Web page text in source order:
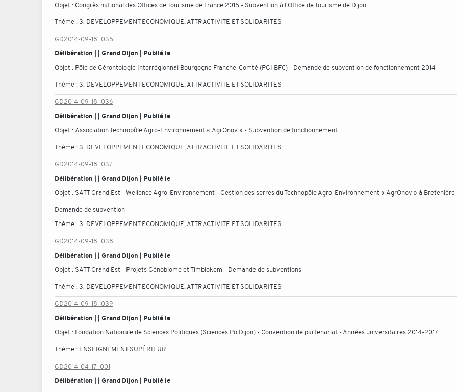
Objet : Congrès national des Offices de Tourisme de France 2015 - Subvention à l'Office de Tourisme de Dijon
Thème :3. DEVELOPPEMENT ECONOMIQUE, ATTRACTIVITE ET SOLIDARITES
GD2014-09-18_035
Délibération | | Grand Dijon | Publié le
Objet : Pôle de Gérontologie Interrégionnal Bourgogne Franche-Comté (PGI BFC) - Demande de subvention de fonctionnement 2014
Thème :3. DEVELOPPEMENT ECONOMIQUE, ATTRACTIVITE ET SOLIDARITES
GD2014-09-18_036
Délibération | | Grand Dijon | Publié le
Objet : Association Technopôle Agro-Environnement « AgrOnov » - Subvention de fonctionnement
Thème :3. DEVELOPPEMENT ECONOMIQUE, ATTRACTIVITE ET SOLIDARITES
GD2014-09-18_037
Délibération | | Grand Dijon | Publié le
Objet : SATT Grand Est - Welience Agro-Environnement - Gestion des serres du Technopôle Agro-Environnement « AgrOnov » à Bretenière
Demande de subvention
Thème :3. DEVELOPPEMENT ECONOMIQUE, ATTRACTIVITE ET SOLIDARITES
GD2014-09-18_038
Délibération | | Grand Dijon | Publié le
Objet : SATT Grand Est - Projets Génobiome et Timbiokem - Demande de subventions
Thème :3. DEVELOPPEMENT ECONOMIQUE, ATTRACTIVITE ET SOLIDARITES
GD2014-09-18_039
Délibération | | Grand Dijon | Publié le
Objet : Fondation Nationale de Sciences Politiques (Sciences Po Dijon) - Convention de partenariat - Années universitaires 2014-2017
Thème : ENSEIGNEMENT SUPÉRIEUR
GD2014-04-17_001
Délibération | | Grand Dijon | Publié le